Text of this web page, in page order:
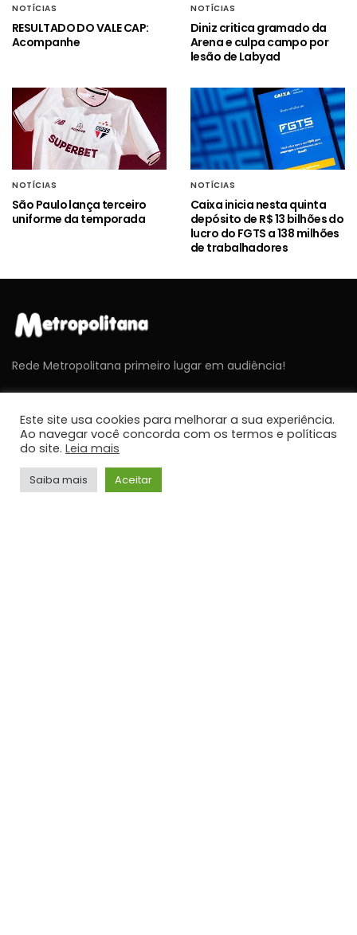
NOTÍCIAS
RESULTADO DO VALE CAP:
Acompanhe
NOTÍCIAS
Diniz critica gramado da
Arena e culpa campo por
lesão de Labyad
NOTÍCIAS
São Paulo lança terceiro
uniforme da temporada
NOTÍCIAS
Caixa inicia nesta quinta
depósito de R$ 13 bilhões do
lucro do FGTS a 138 milhões
de trabalhadores
Rede Metropolitana primeiro lugar em audiência!
ÚLTIMAS NOTÍCIAS
Cavex libera 2º lote de ingressos gratuitos para o
Sábado Aéreo 2026 em Taubaté
Este site usa cookies para melhorar a sua experiência.
Ao navegar você concorda com os termos e políticas
do site. Leia mais
Saiba mais Aceitar